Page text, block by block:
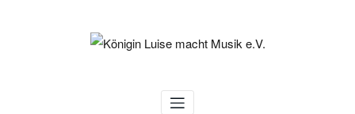
Königin Luise macht Musik e.V.